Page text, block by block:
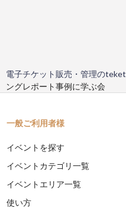
電子チケット販売・管理のteket
ングレポート事例に学ぶ会
一般ご利用者様
イベントを探す
イベントカテゴリ一覧
イベントエリア一覧
使い方